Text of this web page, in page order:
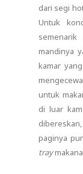
dari segi
Untuk
mandinya
kamar
untuk
di luar
paginya
tray